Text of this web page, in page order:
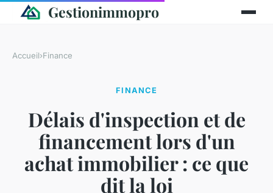
Gestionimmopro
Accueil›Finance
FINANCE
Délais d'inspection et de
financement lors d'un
achat immobilier : ce que
dit la loi